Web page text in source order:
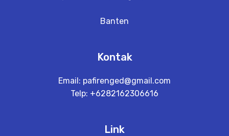
Banten
Kontak
Email: pafirenged@gmail.com
Telp: +6282162306616
Link